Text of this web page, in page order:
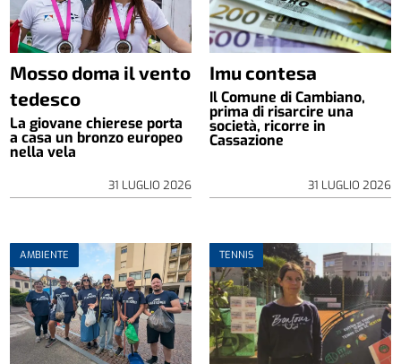
Mosso doma il vento
tedesco
La giovane chierese porta
a casa un bronzo europeo
nella vela
31 LUGLIO 2026
Imu contesa
Il Comune di Cambiano,
prima di risarcire una
società, ricorre in
Cassazione
31 LUGLIO 2026
AMBIENTE TENNIS